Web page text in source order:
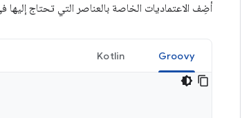
أضِف الاعتماديات الخاصة بالعناصر التي تحتاج إليها
Groovy
Kotlin